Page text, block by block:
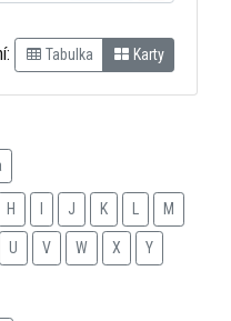
Tabulka Karty
H J K M
U V W X Y